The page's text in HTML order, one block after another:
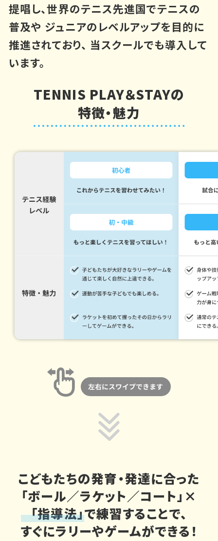
提唱し、世界のテニス先進国でテニスの
普及や ジュニアのレベルアップを目的に
推進されており、 当スクールでも導入して
います。
TENNIS PLAY＆STAYの
特徴・魅力
こどもたちの発育・発達に合った
「ボール／ラケット／コート」×
「指導法」で練習することで、
すぐにラリーやゲームができる！